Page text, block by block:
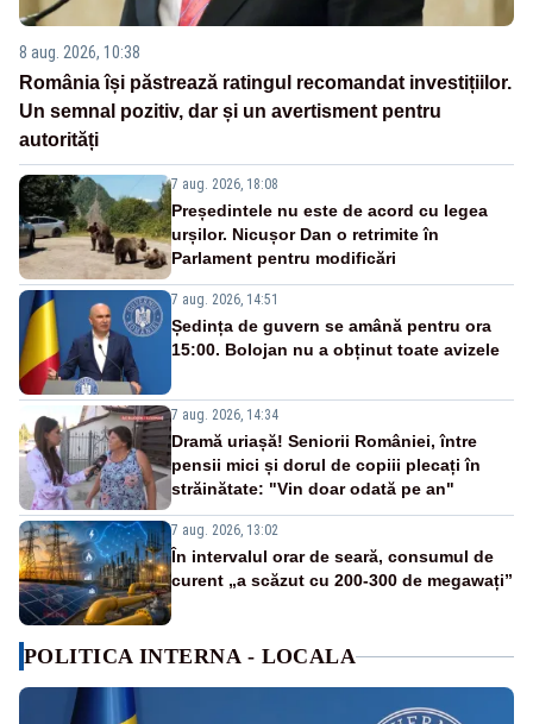
8 aug. 2026, 10:38
România își păstrează ratingul recomandat investițiilor.
Un semnal pozitiv, dar și un avertisment pentru
autorități
7 aug. 2026, 18:08
Președintele nu este de acord cu legea
urșilor. Nicușor Dan o retrimite în
Parlament pentru modificări
7 aug. 2026, 14:51
Ședința de guvern se amână pentru ora
15:00. Bolojan nu a obținut toate avizele
7 aug. 2026, 14:34
Dramă uriașă! Seniorii României, între
pensii mici și dorul de copiii plecați în
străinătate: "Vin doar odată pe an"
7 aug. 2026, 13:02
În intervalul orar de seară, consumul de
curent „a scăzut cu 200-300 de megawați”
POLITICA INTERNA - LOCALA